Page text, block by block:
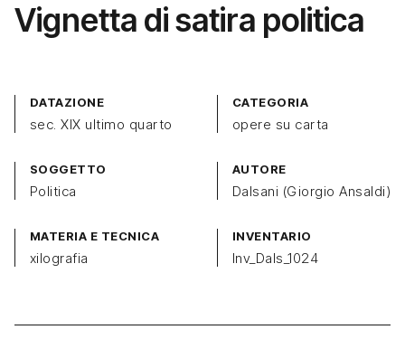
Vignetta di satira politica
DATAZIONE
sec. XIX ultimo quarto
CATEGORIA
opere su carta
SOGGETTO
Politica
AUTORE
Dalsani (Giorgio Ansaldi)
MATERIA E TECNICA
xilografia
INVENTARIO
Inv_Dals_1024